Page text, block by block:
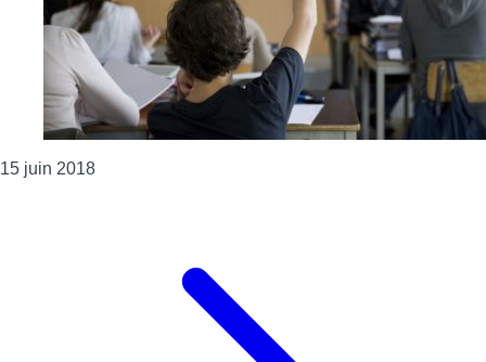
15 juin 2018Consulter l'article "Quelque 168.000 élèves